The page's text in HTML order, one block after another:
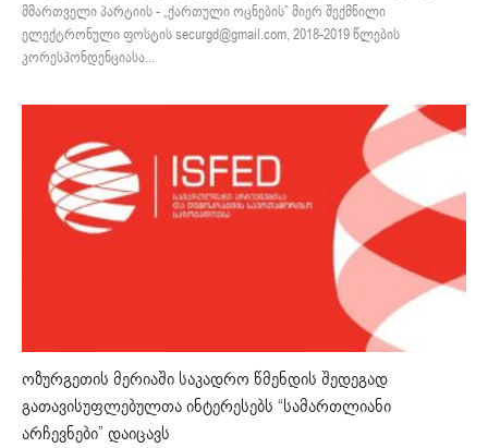
მმართველი პარტიის - „ქართული ოცნების” მიერ შექმნილი
ელექტრონული ფოსტის securgd@gmail.com, 2018-2019 წლების
კორესპონდენციასა...
ოზურგეთის მერიაში საკადრო წმენდის შედეგად
გათავისუფლებულთა ინტერესებს “სამართლიანი
არჩევნები” დაიცავს